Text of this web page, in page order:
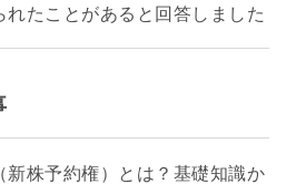
たことがあると回答しました
新株予約権）とは？基礎知識か